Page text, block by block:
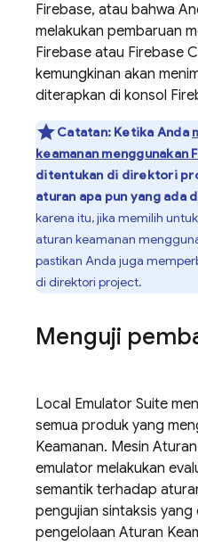
Firebase, atau bahwa
melakukan pembaruan
Firebase atau Firebase
kemungkinan akan
diterapkan di konsol
Catatan: Ketika Anda
keamanan menggunakan
ditentukan di direktori
aturan apa pun yang ada
karena itu, jika memilih
aturan keamanan
pastikan Anda juga
di direktori project.
Menguji
Local Emulator Suite
semua produk yang
Keamanan. Mesin
emulator melakukan
semantik terhadap
pengujian sintaksis yang
pengelolaan Aturan